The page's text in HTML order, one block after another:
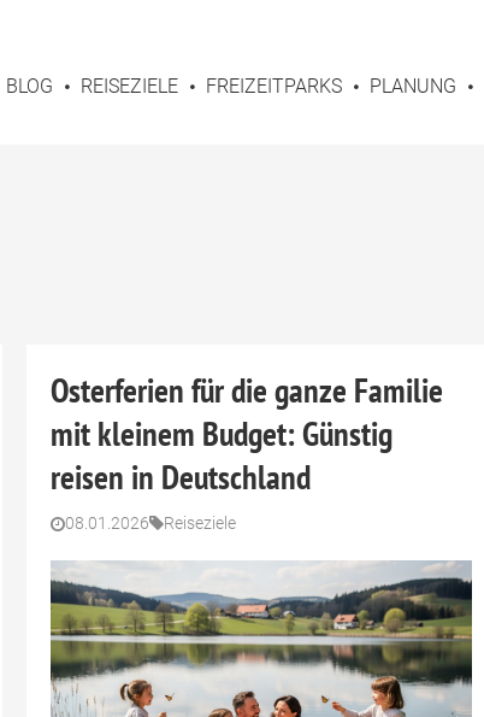
BLOG REISEZIELE FREIZEITPARKS PLANUNG
Osterferien für die ganze Familie
mit kleinem Budget: Günstig
reisen in Deutschland
08.01.2026 Reiseziele